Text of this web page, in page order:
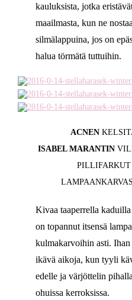
kauluksista, jotka
maailmasta, kun ne
silmälappuina, jos on
halua törmätä tuttuihin.
ACNEN
ISABEL MARANTIN
Kivaa taaperrella
on topannut itsensä
kulmakarvoihin asti.
ikävä aikoja, kun tyyli
edelle ja värjöttelin
ohuissa kerroksissa.